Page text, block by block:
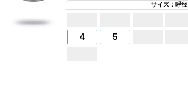
サイズ：呼径
4
5